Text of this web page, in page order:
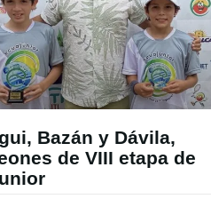
Bazán y Dávila,
de VIII etapa de